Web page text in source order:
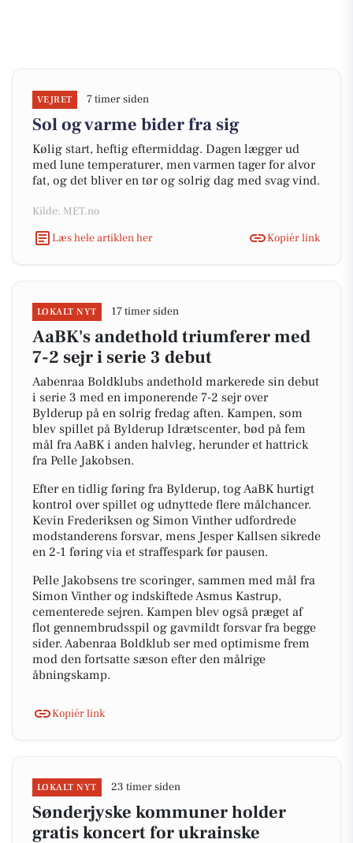
VEJRET 7 timer siden
Sol og varme bider fra sig
Kølig start, heftig eftermiddag. Dagen lægger ud
med lune temperaturer, men varmen tager for alvor
fat, og det bliver en tør og solrig dag med svag vind.
Kilde: MET.no
Læs hele artiklen her
Kopiér link
LOKALT NYT 17 timer siden
AaBK's andethold triumferer med
7-2 sejr i serie 3 debut
Aabenraa Boldklubs andethold markerede sin debut
i serie 3 med en imponerende 7-2 sejr over
Bylderup på en solrig fredag aften. Kampen, som
blev spillet på Bylderup Idrætscenter, bød på fem
mål fra AaBK i anden halvleg, herunder et hattrick
fra Pelle Jakobsen.
Efter en tidlig føring fra Bylderup, tog AaBK hurtigt
kontrol over spillet og udnyttede flere målchancer.
Kevin Frederiksen og Simon Vinther udfordrede
modstanderens forsvar, mens Jesper Kallsen sikrede
en 2-1 føring via et straffespark før pausen.
Pelle Jakobsens tre scoringer, sammen med mål fra
Simon Vinther og indskiftede Asmus Kastrup,
cementerede sejren. Kampen blev også præget af
flot gennembrudsspil og gavmildt forsvar fra begge
sider. Aabenraa Boldklub ser med optimisme frem
mod den fortsatte sæson efter den målrige
åbningskamp.
Kopiér link
LOKALT NYT 23 timer siden
Sønderjyske kommuner holder
gratis koncert for ukrainske